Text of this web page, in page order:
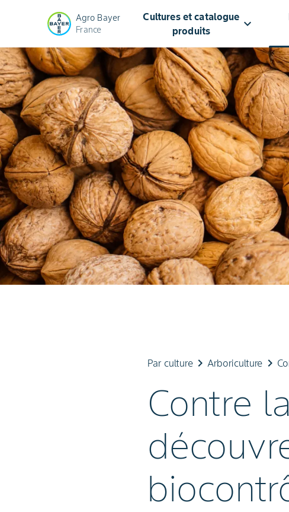
Agro Bayer
France
Cultures et catalogue
produits
keyboard_arrow_down
Par culturekeyboard_arrow_right Arboriculture keyboard_arrow_right
Contre